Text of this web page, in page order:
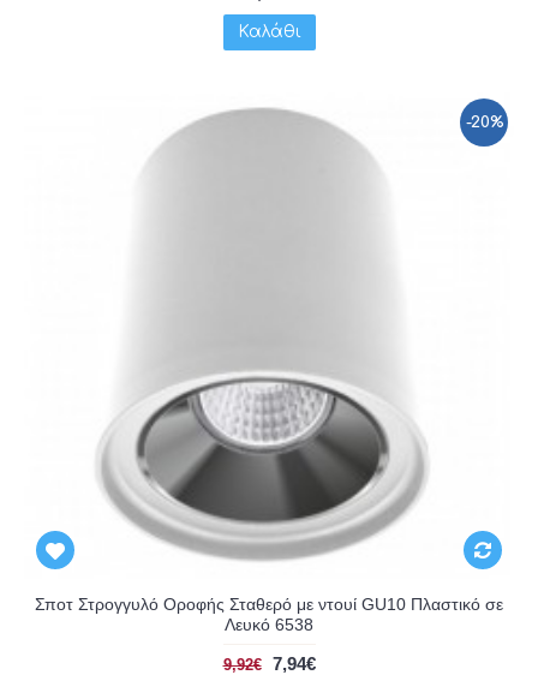
Καλάθι
-20%
Σποτ Στρογγυλό Οροφής Σταθερό με ντουί GU10 Πλαστικό σε
Λευκό 6538
9,92€ 7,94€